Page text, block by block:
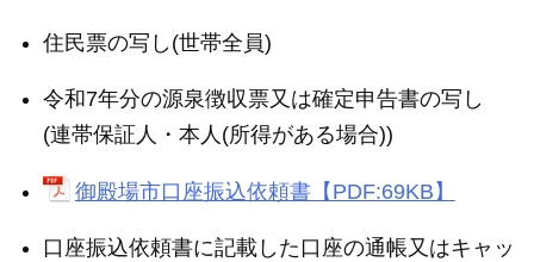
住民票の写し(世帯全員)
令和7年分の源泉徴収票又は確定申告書の写し
(連帯保証人・本人(所得がある場合))
御殿場市口座振込依頼書【PDF:69KB】
口座振込依頼書に記載した口座の通帳又はキャッ